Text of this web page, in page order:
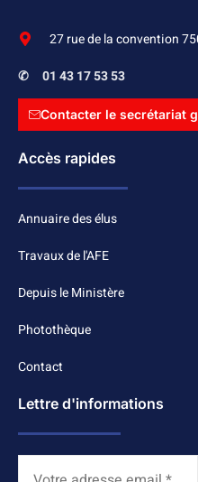
27 rue de la convention
✆ 01 43 17 53 53
Contacter le secrétariat
Accès rapides
Annuaire des élus
Travaux de l'AFE
Depuis le Ministère
Photothèque
Contact
Lettre d'informations